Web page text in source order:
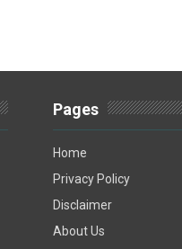
Pages
Home
Privacy Policy
Disclaimer
About Us